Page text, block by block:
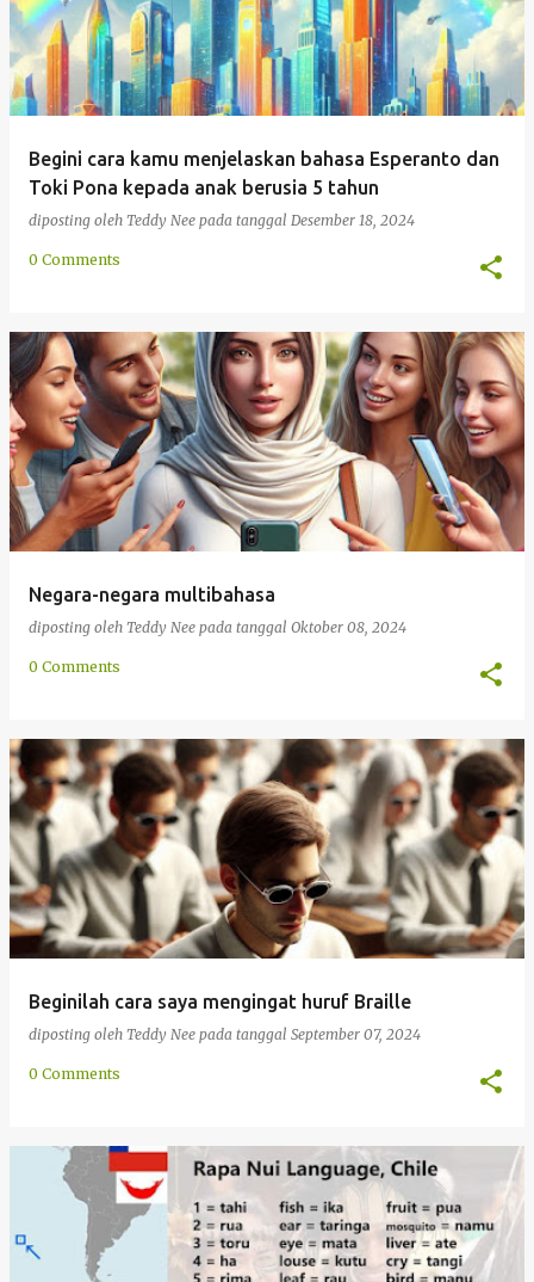
Begini cara kamu menjelaskan bahasa Esperanto dan
Toki Pona kepada anak berusia 5 tahun
diposting oleh Teddy Nee pada tanggal Desember 18, 2024
0 Comments
Negara-negara multibahasa
diposting oleh Teddy Nee pada tanggal Oktober 08, 2024
0 Comments
Beginilah cara saya mengingat huruf Braille
diposting oleh Teddy Nee pada tanggal September 07, 2024
0 Comments